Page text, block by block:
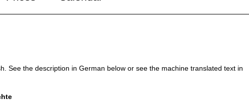
See the description in German below or see the machine translated text in